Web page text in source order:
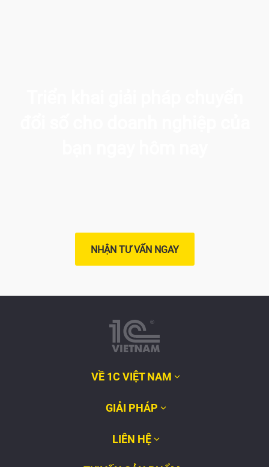
NHẬN TƯ VẤN NGAY
VỀ 1C VIỆT NAM
GIẢI PHÁP
LIÊN HỆ